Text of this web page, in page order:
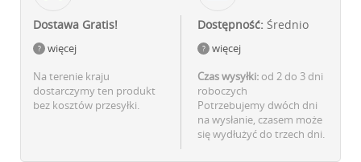
Dostawa Gratis!
więcej
Na terenie kraju
dostarczymy ten produkt
bez kosztów przesyłki.
Dostępność: Średnio
więcej
Czas wysyłki: od 2 do 3 dni
roboczych
Potrzebujemy dwóch dni
na wysłanie, czasem może
się wydłużyć do trzech dni.